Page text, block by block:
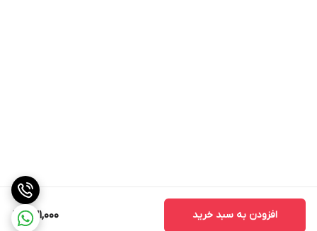
631,000 افزودن به سبد خرید